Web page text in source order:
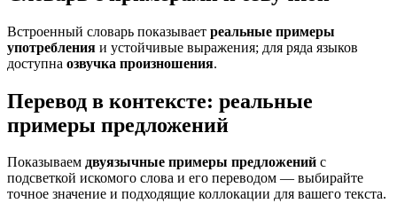
Встроенный словарь показывает реальные примеры
употребления и устойчивые выражения; для ряда языков
доступна озвучка произношения.
Перевод в контексте: реальные
примеры предложений
Показываем двуязычные примеры предложений с
подсветкой искомого слова и его переводом — выбирайте
точное значение и подходящие коллокации для вашего текста.